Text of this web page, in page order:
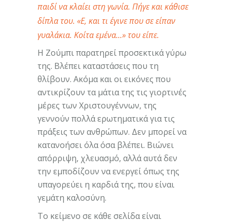
παιδί να κλαίει στη γωνία. Πήγε και κάθισε
δίπλα του. «Ε, και τι έγινε που σε είπαν
γυαλάκια. Κοίτα εμένα…» του είπε.
Η Ζούμπι παρατηρεί προσεκτικά γύρω
της. Βλέπει καταστάσεις που τη
θλίβουν. Ακόμα και οι εικόνες που
αντικρίζουν τα μάτια της τις γιορτινές
μέρες των Χριστουγέννων, της
γεννούν πολλά ερωτηματικά για τις
πράξεις των ανθρώπων. Δεν μπορεί να
κατανοήσει όλα όσα βλέπει. Βιώνει
απόρριψη, χλευασμό, αλλά αυτά δεν
την εμποδίζουν να ενεργεί όπως της
υπαγορεύει η καρδιά της, που είναι
γεμάτη καλοσύνη.
Το κείμενο σε κάθε σελίδα είναι